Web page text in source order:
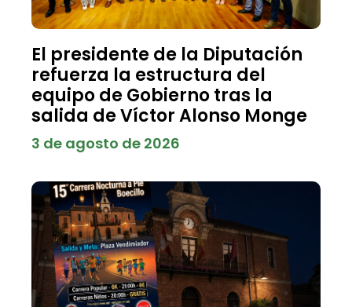
El presidente de la Diputación
refuerza la estructura del
equipo de Gobierno tras la
salida de Víctor Alonso Monge
3 de agosto de 2026